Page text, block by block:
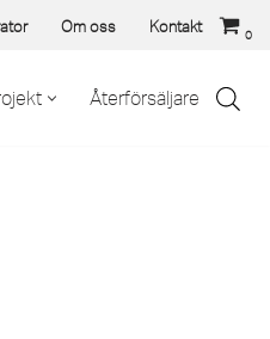
Om oss Kontakt 0
Återförsäljare